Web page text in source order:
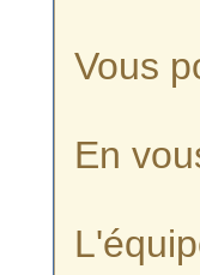
Vous
En